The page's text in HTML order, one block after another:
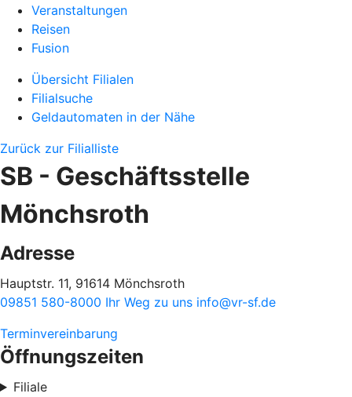
Veranstaltungen
Reisen
Fusion
Übersicht Filialen
Filialsuche
Geldautomaten in der Nähe
Zurück zur Filialliste
SB - Geschäftsstelle
Mönchsroth
Adresse
Hauptstr. 11, 91614 Mönchsroth
09851 580-8000 Ihr Weg zu uns info@vr-sf.de
Terminvereinbarung
Öffnungszeiten
Filiale